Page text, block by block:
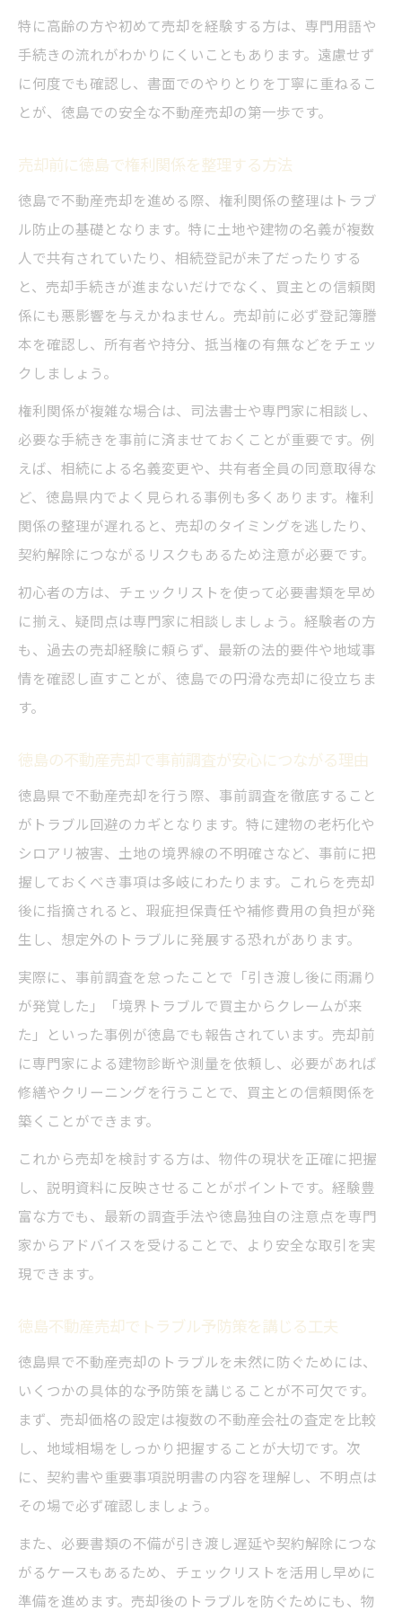
特に高齢の方や初めて売却を経験する方は、専門用語や
手続きの流れがわかりにくいこともあります。遠慮せず
に何度でも確認し、書面でのやりとりを丁寧に重ねるこ
とが、徳島での安全な不動産売却の第一歩です。
売却前に徳島で権利関係を整理する方法
徳島で不動産売却を進める際、権利関係の整理はトラブ
ル防止の基礎となります。特に土地や建物の名義が複数
人で共有されていたり、相続登記が未了だったりする
と、売却手続きが進まないだけでなく、買主との信頼関
係にも悪影響を与えかねません。売却前に必ず登記簿謄
本を確認し、所有者や持分、抵当権の有無などをチェッ
クしましょう。
権利関係が複雑な場合は、司法書士や専門家に相談し、
必要な手続きを事前に済ませておくことが重要です。例
えば、相続による名義変更や、共有者全員の同意取得な
ど、徳島県内でよく見られる事例も多くあります。権利
関係の整理が遅れると、売却のタイミングを逃したり、
契約解除につながるリスクもあるため注意が必要です。
初心者の方は、チェックリストを使って必要書類を早め
に揃え、疑問点は専門家に相談しましょう。経験者の方
も、過去の売却経験に頼らず、最新の法的要件や地域事
情を確認し直すことが、徳島での円滑な売却に役立ちま
す。
徳島の不動産売却で事前調査が安心につながる理由
徳島県で不動産売却を行う際、事前調査を徹底すること
がトラブル回避のカギとなります。特に建物の老朽化や
シロアリ被害、土地の境界線の不明確さなど、事前に把
握しておくべき事項は多岐にわたります。これらを売却
後に指摘されると、瑕疵担保責任や補修費用の負担が発
生し、想定外のトラブルに発展する恐れがあります。
実際に、事前調査を怠ったことで「引き渡し後に雨漏り
が発覚した」「境界トラブルで買主からクレームが来
た」といった事例が徳島でも報告されています。売却前
に専門家による建物診断や測量を依頼し、必要があれば
修繕やクリーニングを行うことで、買主との信頼関係を
築くことができます。
これから売却を検討する方は、物件の現状を正確に把握
し、説明資料に反映させることがポイントです。経験豊
富な方でも、最新の調査手法や徳島独自の注意点を専門
家からアドバイスを受けることで、より安全な取引を実
現できます。
徳島不動産売却でトラブル予防策を講じる工夫
徳島県で不動産売却のトラブルを未然に防ぐためには、
いくつかの具体的な予防策を講じることが不可欠です。
まず、売却価格の設定は複数の不動産会社の査定を比較
し、地域相場をしっかり把握することが大切です。次
に、契約書や重要事項説明書の内容を理解し、不明点は
その場で必ず確認しましょう。
また、必要書類の不備が引き渡し遅延や契約解除につな
がるケースもあるため、チェックリストを活用し早めに
準備を進めます。売却後のトラブルを防ぐためにも、物